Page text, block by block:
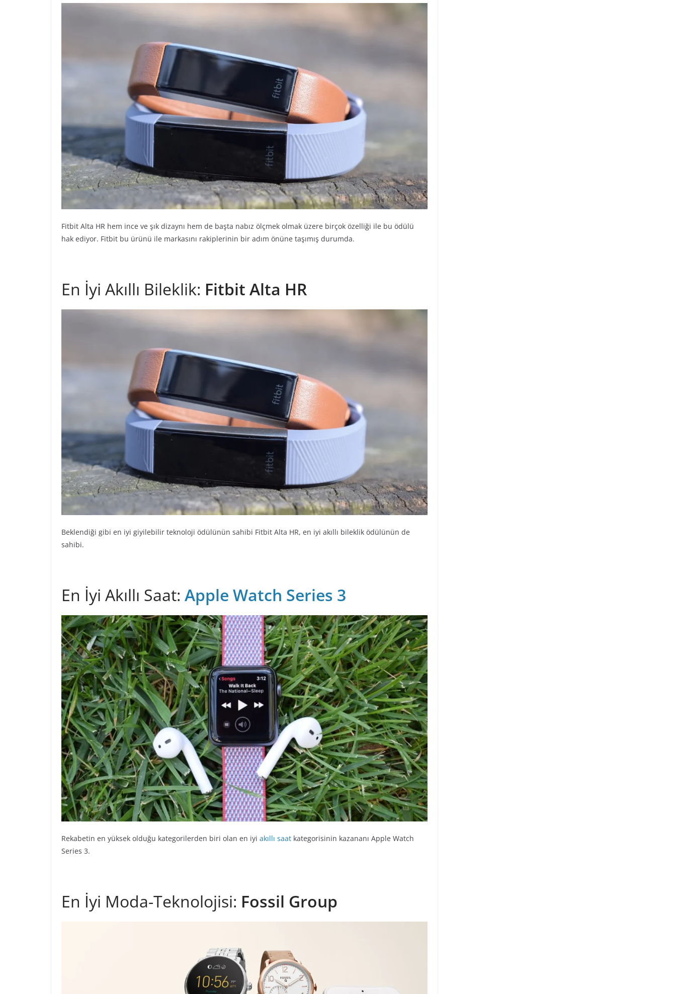
Fitbit Alta HR hem ince ve şık dizaynı hem de başta nabız ölçmek olmak üzere birçok özelliği ile bu ödülü
hak ediyor. Fitbit bu ürünü ile markasını rakiplerinin bir adım önüne taşımış durumda.
En İyi Akıllı Bileklik: Fitbit Alta HR
Beklendiği gibi en iyi giyilebilir teknoloji ödülünün sahibi Fitbit Alta HR, en iyi akıllı bileklik ödülünün de
sahibi.
En İyi Akıllı Saat: Apple Watch Series 3
Rekabetin en yüksek olduğu kategorilerden biri olan en iyi akıllı saat kategorisinin kazananı Apple Watch
Series 3.
En İyi Moda-Teknolojisi: Fossil Group